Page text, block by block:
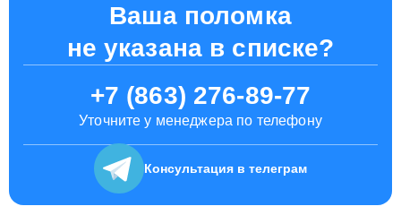
Ваша поломка
не указана в списке?
+7 (863) 276-89-77
Уточните у менеджера по телефону
Консультация в телеграм